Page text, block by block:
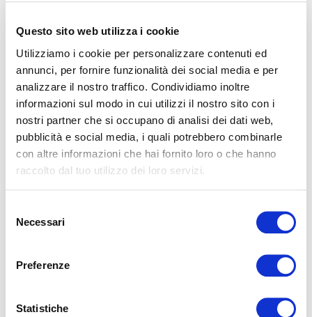
Questo sito web utilizza i cookie
Utilizziamo i cookie per personalizzare contenuti ed
annunci, per fornire funzionalità dei social media e per
analizzare il nostro traffico. Condividiamo inoltre
informazioni sul modo in cui utilizzi il nostro sito con i
nostri partner che si occupano di analisi dei dati web,
pubblicità e social media, i quali potrebbero combinarle
con altre informazioni che hai fornito loro o che hanno
raccolto dal tuo utilizzo dei loro servizi.
delNecessari
Preferenze
Statistiche
Dal 10 al 13 ottobre, Magniflex Japan ha ospitato “The Garden of
Omotesando, Tokyo, per celebrare il 30°...
LEGGI
MagniStretch® Sport 9: una celebrazione del
sonno, dell’innovazione e del design italiano
organizzato un evento esclusivo a Libčice nad Vltavou per
presentare il nuovo materasso MagniStretch...